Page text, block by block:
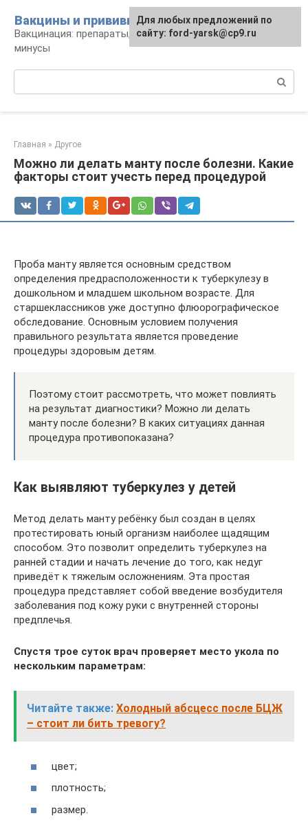
контенту
Вакцины и прививки
Вакцинация: препараты, график, плюсы и
минусы
Главная » Другое
Можно ли делать манту после болезни. Какие
факторы стоит учесть перед процедурой
Проба манту является основным средством
определения предрасположенности к туберкулезу в
дошкольном и младшем школьном возрасте. Для
старшеклассников уже доступно флюорографическое
обследование. Основным условием получения
правильного результата является проведение
процедуры здоровым детям.
Поэтому стоит рассмотреть, что может повлиять
на результат диагностики? Можно ли делать
манту после болезни? В каких ситуациях данная
процедура противопоказана?
Как выявляют туберкулез у детей
Метод делать манту ребёнку был создан в целях
протестировать юный организм наиболее щадящим
способом. Это позволит определить туберкулез на
ранней стадии и начать лечение до того, как недуг
приведёт к тяжелым осложнениям. Эта простая
процедура представляет собой введение возбудителя
заболевания под кожу руки с внутренней стороны
предплечья.
Спустя трое суток врач проверяет место укола по
нескольким параметрам:
Читайте также: Холодный абсцесс после БЦЖ
– стоит ли бить тревогу?
цвет;
плотность;
размер.
Для любых предложений по
сайту: ford-yarsk@cp9.ru